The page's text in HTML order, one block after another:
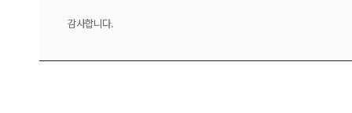
감사합니다.